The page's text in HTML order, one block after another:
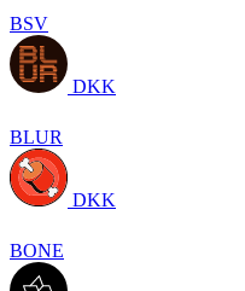
BSV
DKK
BLUR
DKK
BONE